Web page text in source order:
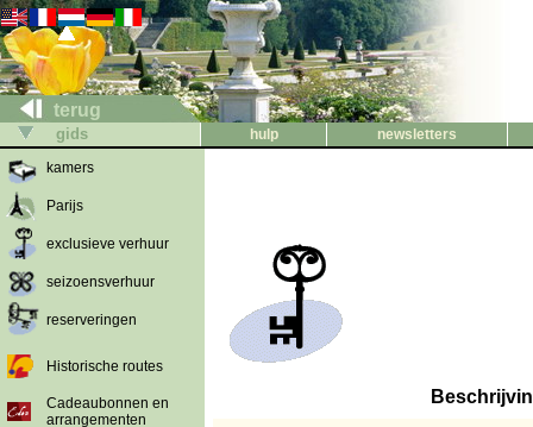
terug
gids hulp
newsletters
kamers
Parijs
exclusieve verhuur
seizoensverhuur
reserveringen
Historische routes
Cadeaubonnen en
arrangementen